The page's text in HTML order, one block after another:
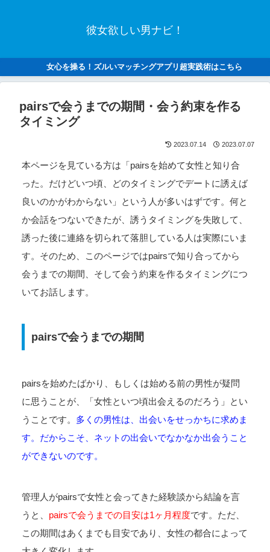
彼女欲しい男ナビ！
女心を操る！ズルいマッチングアプリ超実践術はこちら
pairsで会うまでの期間・会う約束を作る
タイミング
2023.07.14 2023.07.07
本ページを見ている方は「pairsを始めて女性と知り合
った。だけどいつ頃、どのタイミングでデートに誘えば
良いのかがわからない」という人が多いはずです。何と
か会話をつないできたが、誘うタイミングを失敗して、
誘った後に連絡を切られて落胆している人は実際にいま
す。そのため、このページではpairsで知り合ってから
会うまでの期間、そして会う約束を作るタイミングにつ
いてお話します。
pairsで会うまでの期間
pairsを始めたばかり、もしくは始める前の男性が疑問
に思うことが、「女性といつ頃出会えるのだろう」とい
うことです。 多くの男性は、出会いをせっかちに求めま
す。だからこそ、ネットの出会いでなかなか出会うこと
ができないのです。
管理人がpairsで女性と会ってきた経験談から結論を言
うと、 pairsで会うまでの目安は1ヶ月程度です。ただ、
この期間はあくまでも目安であり、女性の都合によって